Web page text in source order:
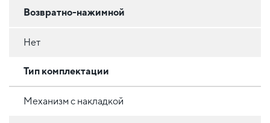
Возвратно-нажимной
Нет
Тип комплектации
Механизм с накладкой